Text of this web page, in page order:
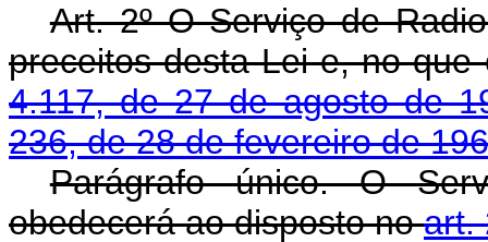
Art. 2º O Serviço de
preceitos desta Lei e, no
4.117, de 27 de agosto de
236, de 28 de fevereiro de
Parágrafo único. O
obedecerá ao disposto noart.